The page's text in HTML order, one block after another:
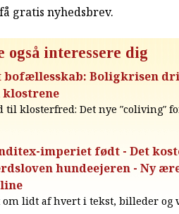
gratis nyhedsbrev.
også interessere dig
bofællesskab: Boligkrisen
til klosterfred: Det nye ″coliving″
imperiet født - Det
hundeejeren - Ny
om lidt af hvert i tekst, billeder og